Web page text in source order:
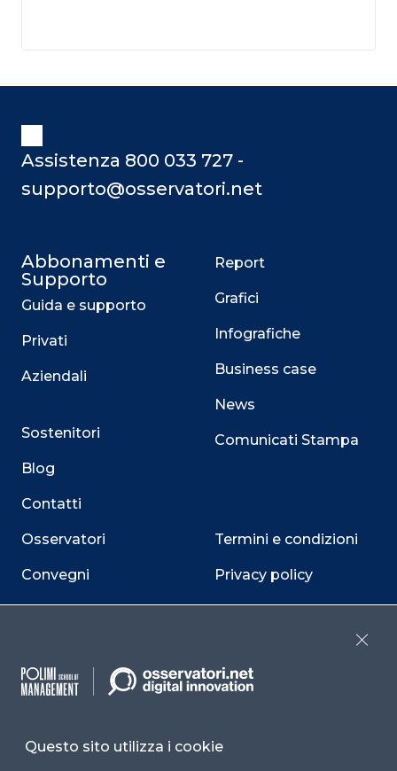
Assistenza 800 033 727 -
supporto@osservatori.net
Abbonamenti e
Supporto
Guida e supporto
Privati
Aziendali
Sostenitori
Blog
Contatti
Osservatori
Convegni
Webinar
Report
Grafici
Infografiche
Business case
News
Comunicati Stampa
Termini e condizioni
Privacy policy
Cookie policy
Dichiarazione di
Cookie Center
Questo sito utilizza i cookie